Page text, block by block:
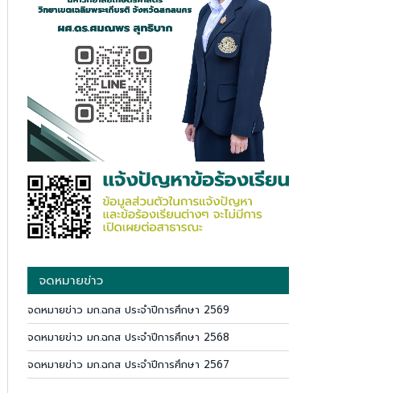
จดหมายข่าว
จดหมายข่าว มก.ฉกส ประจำปีการศึกษา 2569
จดหมายข่าว มก.ฉกส ประจำปีการศึกษา 2568
จดหมายข่าว มก.ฉกส ประจำปีการศึกษา 2567